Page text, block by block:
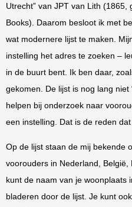
Utrecht” van JPT van Lith
Books). Daarom besloot ik met
wat modernere lijst te maken.
instelling het adres te zoeken –
in de buurt bent. Ik ben daar,
gekomen. De lijst is nog lang niet
helpen bij onderzoek naar
een instelling. Dat is de reden
Op de lijst staan de mij bekende
voorouders in Nederland,
kunt de naam van je woonplaats
bladeren door de lijst. Je kunt